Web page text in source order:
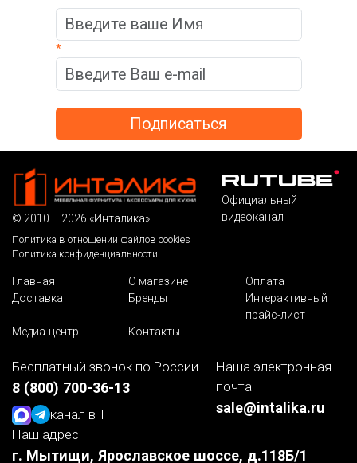
*
© 2010 – 2026 «Инталика»
Политика в отношении файлов cookies
Политика конфиденциальности
Официальный
видеоканал
Главная О магазине
Оплата
Доставка
Бренды
Интерактивный
прайс-лист
Медиа-центр
Контакты
Бесплатный звонок по России
8 (800) 700-36-13
канал в ТГ
Наша электронная
почта
sale@intalika.ru
Наш адрес
г. Мытищи, Ярославское шоссе, д.118Б/1